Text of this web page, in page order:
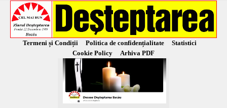
Termeni și Condiții Politica de confidențialitate
Statistici
Cookie Policy
Arhiva PDF